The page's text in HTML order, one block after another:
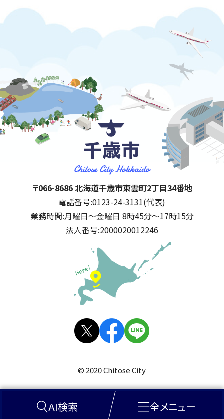
AI検索 全メニュー
千歳市
住所:
〒066-8686 北海道千歳市東雲町2丁目34番地
電話番号:0123-24-3131(代表)
業務時間:月曜日～金曜日 8時45分～17時15分
法人番号:2000020012246
公式SNS
© 2020 Chitose City